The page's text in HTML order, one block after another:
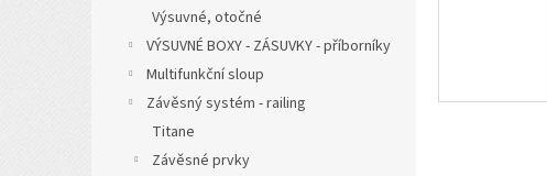
Výsuvné, otočné
VÝSUVNÉ BOXY - ZÁSUVKY - příborníky
Multifunkční sloup
Závěsný systém - railing
Titane
Závěsné prvky